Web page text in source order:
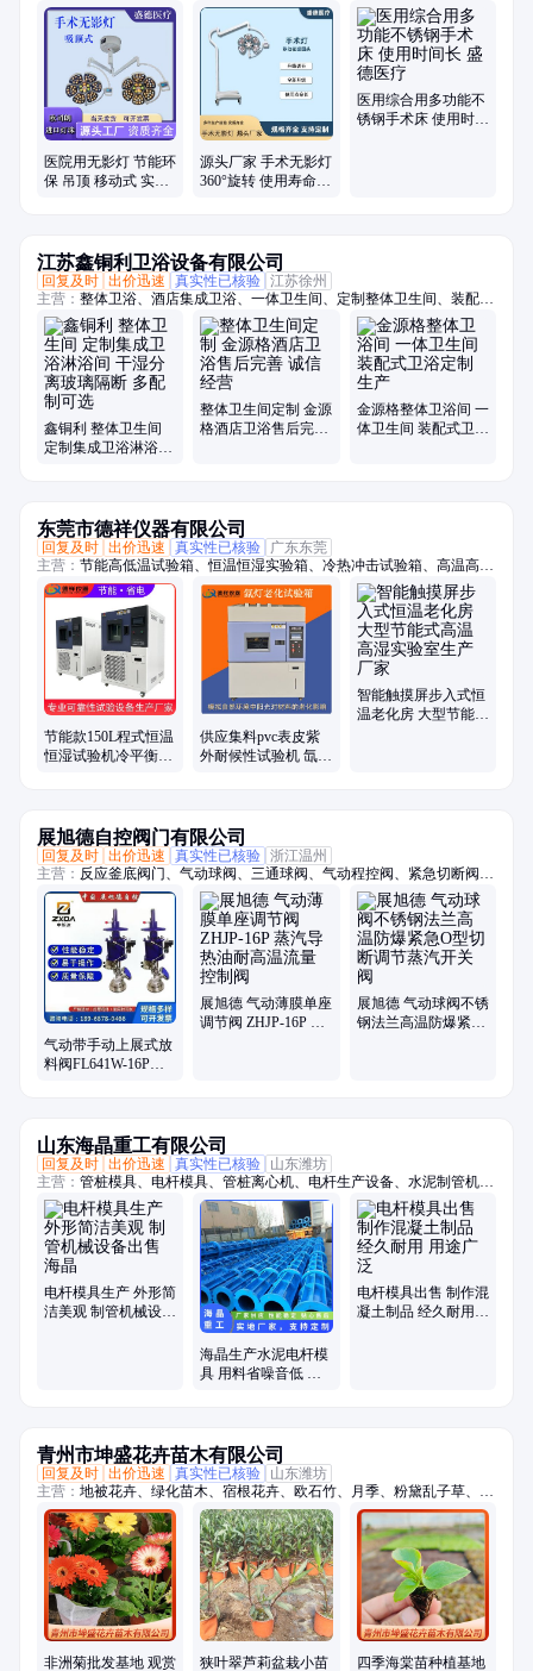
医院用无影灯 节能环
保 吊顶 移动式 实力
源头厂家 手术无影灯
360°旋转 使用寿命长
医用综合用多功能不
锈钢手术床 使用时间
江苏鑫铜利卫浴设备有限公司
回复及时 出价迅速 真实性已核验 江苏徐州
主营： 整体卫浴、酒店集成卫浴、一体卫生间、定制整体卫生间、装配式
卫生间、成品卫生间、一体式浴室、集成淋浴间、整体淋浴房、一体式卫
生间、酒店整体卫生间、公寓整体卫生间、宾馆整体卫生间、淋浴房、装
配式整体卫生间
鑫铜利 整体卫生间
定制集成卫浴淋浴间
整体卫生间定制 金源
格酒店卫浴售后完善
金源格整体卫浴间 一
体卫生间 装配式卫浴
东莞市德祥仪器有限公司
回复及时 出价迅速 真实性已核验
广东东莞
主营： 节能高低温试验箱、恒温恒湿实验箱、冷热冲击试验箱、高温高湿
试验箱、氙灯耐气候试验箱、耐黄老化试验箱、紫外加速老化试验箱、三
综合试验箱、步入式恒温恒湿试验箱、高低温试验箱、快速温变试验箱、
双85试验箱、低温试验箱、步入式高低温湿热室、hast试验箱、pct老化试
验箱、高温试验箱、高压加速老化试验箱、低气压试验箱、高低温低气压
试验箱、恒温恒湿试验箱、淋雨试验箱、沙尘试验箱、高低温防爆试验箱
节能款150L程式恒温
恒湿试验机冷平衡高
供应集料pvc表皮紫
外耐候性试验机 氙灯
智能触摸屏步入式恒
温老化房 大型节能式
展旭德自控阀门有限公司
回复及时 出价迅速 真实性已核验 浙江温州
主营： 反应釜底阀门、气动球阀、三通球阀、气动程控阀、紧急切断阀、
气动执行器、内螺纹球阀、气动法兰球阀、气动快装蝶阀、气动衬氟蝶
阀、气动衬氟球阀、气动焊接球阀、上展式放料阀、气动硬密封蝶阀
气动带手动上展式放
料阀FL641W-16P反
展旭德 气动薄膜单座
调节阀 ZHJP-16P 蒸
展旭德 气动球阀不锈
钢法兰高温防爆紧急
山东海晶重工有限公司
回复及时 出价迅速 真实性已核验
山东潍坊
主营： 管桩模具、电杆模具、管桩离心机、电杆生产设备、水泥制管机、
混凝土管设备
电杆模具生产 外形简
洁美观 制管机械设备
海晶生产水泥电杆模
具 用料省噪音低 制
电杆模具出售 制作混
凝土制品 经久耐用
青州市坤盛花卉苗木有限公司
回复及时 出价迅速 真实性已核验
山东潍坊
主营： 地被花卉、绿化苗木、宿根花卉、欧石竹、月季、粉黛乱子草、时
令草花、菊花
非洲菊批发基地 观赏 狭叶翠芦莉盆栽小苗 四季海棠苗种植基地